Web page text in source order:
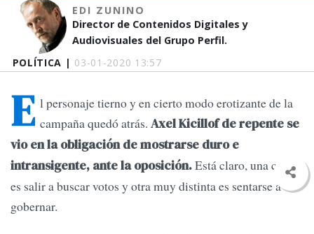
POLÍTICA | 03-01-2020 13:57
EDI ZUNINO
Director de Contenidos Digitales y
Audiovisuales del Grupo Perfil.
E l personaje tierno y en cierto modo erotizante de la
campaña quedó atrás. Axel Kicillof de repente se
vio en la obligación de mostrarse duro e
intransigente, ante la oposición.Está claro, una cosa
es salir a buscar votos y otra muy distinta es sentarse a
gobernar.